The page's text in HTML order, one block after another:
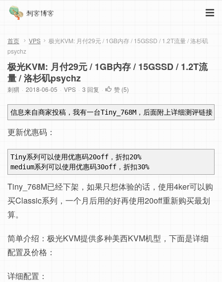
首页 VPS
极光KVM: 月付29元 / 1GB内存 / 15GSSD / 1.2T流量 / 洛杉矶
psychz
极光KVM: 月付29元 / 1GB内存 / 15GSSD / 1.2T流
量 / 洛杉矶psychz
刺猬 · 2018-06-05 · VPS · 3 回复 · 赞 (5)
信息来自商家投稿，我有一台Tiny_768M，后面附上详细测评链接
更新优惠码：
Tiny系列可以使用优惠码20off，折扣20%
medium系列可以使用优惠码30off，折扣30%
Tiny_768M已经下架，如果只想体验的话，使用4ker可以购
买Classic系列，一个月后用的好再使用20off重新购买最划
算。
简单介绍：极光KVM提供多种美西KVM机型，下面是详细
配置及价格：
详细配置：